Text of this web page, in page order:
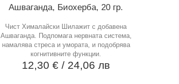
Ашваганда, Биохерба, 20 гр.
Чист Хималайски Шилажит с добавена
Ашваганда. Подпомага нервната система,
намалява стреса и умората, и подобрява
когнитивните функции.
12,30 €/ 24,06 лв